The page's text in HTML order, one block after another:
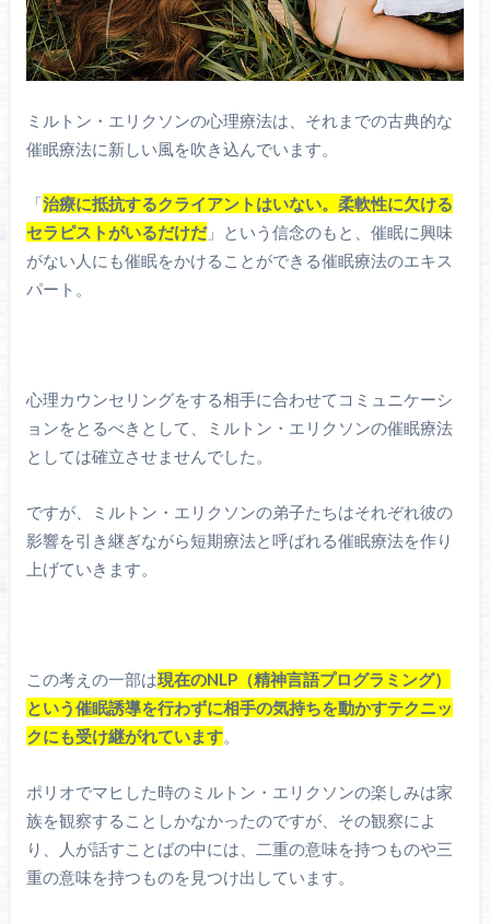
ミルトン・エリクソンの心理療法は、それまでの古典的な
催眠療法に新しい風を吹き込んでいます。
「治療に抵抗するクライアントはいない。柔軟性に欠ける
セラピストがいるだけだ」という信念のもと、催眠に興味
がない人にも催眠をかけることができる催眠療法のエキス
パート。
心理カウンセリングをする相手に合わせてコミュニケーシ
ョンをとるべきとして、ミルトン・エリクソンの催眠療法
としては確立させませんでした。
ですが、ミルトン・エリクソンの弟子たちはそれぞれ彼の
影響を引き継ぎながら短期療法と呼ばれる催眠療法を作り
上げていきます。
この考えの一部は現在のNLP（精神言語プログラミング）
という催眠誘導を行わずに相手の気持ちを動かすテクニッ
クにも受け継がれています。
ポリオでマヒした時のミルトン・エリクソンの楽しみは家
族を観察することしかなかったのですが、その観察によ
り、人が話すことばの中には、二重の意味を持つものや三
重の意味を持つものを見つけ出しています。